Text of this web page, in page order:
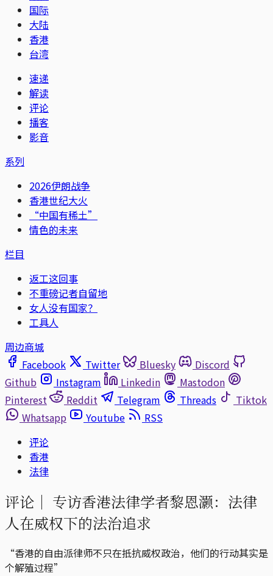
国际
大陆
香港
台湾
速递
解读
评论
播客
影音
系列
2026伊朗战争
香港世纪大火
“中国有稀土”
情色的未来
栏目
返工这回事
不重磅记者自留地
女人没有国家？
工具人
周边商城
Facebook
Twitter Bluesky
Discord
Github
Instagram Linkedin
Mastodon
Pinterest
Reddit Telegram Threads
Tiktok
Whatsapp
Youtube
RSS
评论
香港
法律
评论｜ 专访香港法律学者黎恩灏：法律
人在威权下的法治追求
“香港的自由派律师不只在抵抗威权政治，他们的行动其实是
个解殖过程”